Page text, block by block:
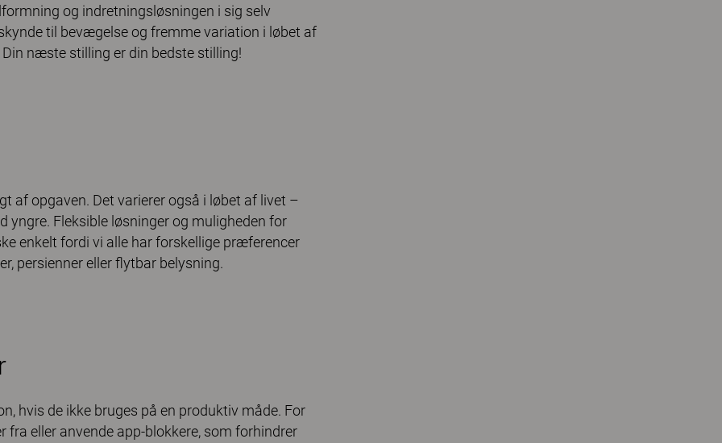
og indretningsløsningen i sig selv
til bevægelse og fremme variation i løbet af
næste stilling er din bedste stilling!
af opgaven. Det varierer også i løbet af livet –
Fleksible løsninger og muligheden for
enkelt fordi vi alle har forskellige præferencer
persienner eller flytbar belysning.
hvis de ikke bruges på en produktiv måde. For
eller anvende app-blokkere, som forhindrer